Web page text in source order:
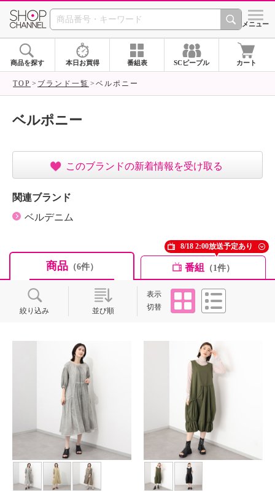
SHOP CHANNEL ショッ
メニュー
商品を探す 本日お買得 番組表 SCピープル カート
TOP ブランド一覧 ベルポニー
ベルポニー
このブランドの新着情報を受け取る
関連ブランド
ベルデニム
商品（6件） 番組 （1件）
8/18 2:00放送予定あり
絞り込み 並び順
表示
切替
タイル